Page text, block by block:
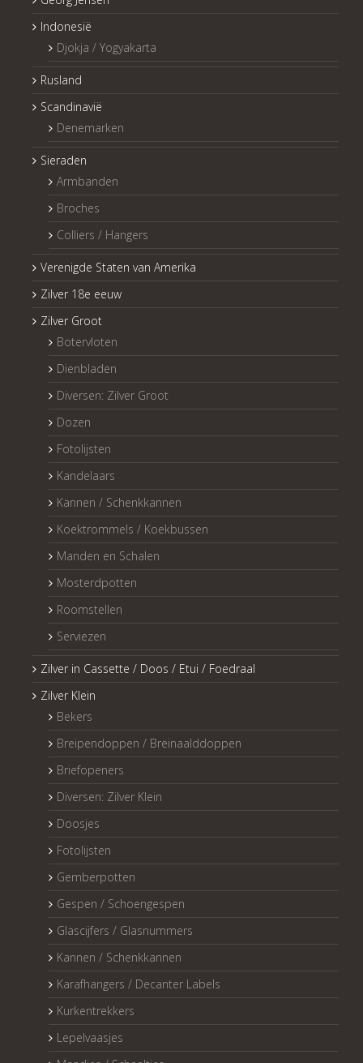
Indonesië
Djokja / Yogyakarta
Rusland
Scandinavië
Denemarken
Sieraden
Armbanden
Broches
Colliers / Hangers
Verenigde Staten van Amerika
Zilver 18e eeuw
Zilver Groot
Botervloten
Dienbladen
Diversen: Zilver Groot
Dozen
Fotolijsten
Kandelaars
Kannen / Schenkkannen
Koektrommels / Koekbussen
Manden en Schalen
Mosterdpotten
Roomstellen
Serviezen
Zilver in Cassette / Doos / Etui / Foedraal
Zilver Klein
Bekers
Breipendoppen / Breinaalddoppen
Briefopeners
Diversen: Zilver Klein
Doosjes
Fotolijsten
Gemberpotten
Gespen / Schoengespen
Glascijfers / Glasnummers
Kannen / Schenkkannen
Karafhangers / Decanter Labels
Kurkentrekkers
Lepelvaasjes